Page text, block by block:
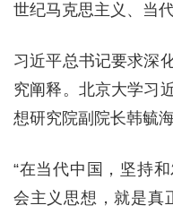
世纪马克思主义、当
习近平总书记要求深
究阐释。北京大学习
想研究院副院长韩毓
“在当代中国，坚持
会主义思想，就是真